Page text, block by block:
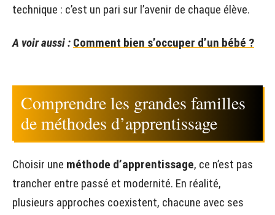
technique : c’est un pari sur l’avenir de chaque élève.
A voir aussi : Comment bien s’occuper d’un bébé ?
Comprendre les grandes familles
de méthodes d’apprentissage
Choisir une méthode d’apprentissage, ce n’est pas
trancher entre passé et modernité. En réalité,
plusieurs approches coexistent, chacune avec ses